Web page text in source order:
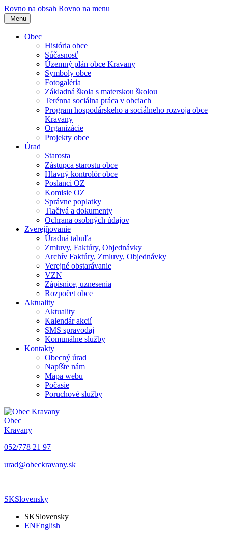
Rovno na obsah Rovno na menu
Menu
Obec
História obce
Súčasnosť
Územný plán obce Kravany
Symboly obce
Fotogaléria
Základná škola s materskou školou
Terénna sociálna práca v obciach
Program hospodárskeho a sociálneho rozvoja obce
Kravany
Organizácie
Projekty obce
Úrad
Starosta
Zástupca starostu obce
Hlavný kontrolór obce
Poslanci OZ
Komisie OZ
Správne poplatky
Tlačivá a dokumenty
Ochrana osobných údajov
Zverejňovanie
Úradná tabuľa
Zmluvy, Faktúry, Objednávky
Archív Faktúry, Zmluvy, Objednávky
Verejné obstarávanie
VZN
Zápisnice, uznesenia
Rozpočet obce
Aktuality
Aktuality
Kalendár akcií
SMS spravodaj
Komunálne služby
Kontakty
Obecný úrad
Napíšte nám
Mapa webu
Počasie
Poruchové služby
Obec
Kravany
052/778 21 97
urad@obeckravany.sk
SKSlovensky
SKSlovensky
ENEnglish